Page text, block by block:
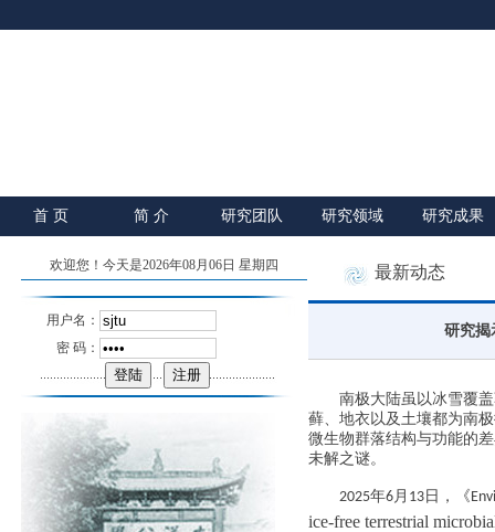
首 页 简 介 研究团队 研究领域 研究成果
欢迎您！今天是2026年08月06日 星期四
用户名：
密 码：
最新动态
研究揭
南极大陆虽以冰雪覆
藓、地衣 以及土壤都为南
微生物群落结构与功能的
未解之谜。
2025年6月 13 日，《
ice-free terrestrial